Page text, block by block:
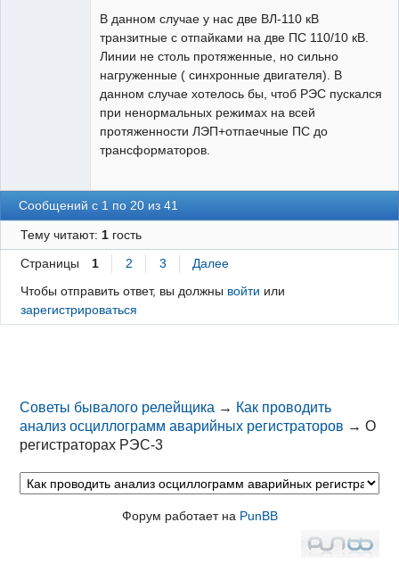
В данном случае у нас две ВЛ-110 кВ
транзитные с отпайками на две ПС 110/10 кВ.
Линии не столь протяженные, но сильно
нагруженные ( синхронные двигателя). В
данном случае хотелось бы, чтоб РЭС пускался
при ненормальных режимах на всей
протяженности ЛЭП+отпаечные ПС до
трансформаторов.
Сообщений с 1 по 20 из 41
Тему читают: 1гость
Страницы 1 2 3
Далее
Чтобы отправить ответ, вы должны войти или
зарегистрироваться
Советы бывалого релейщика → Как проводить
анализ осциллограмм аварийных регистраторов →О
регистраторах РЭС-3
Форум работает на PunBB